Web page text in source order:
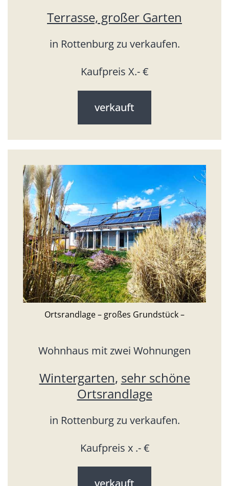
Terrasse, großer Garten
in Rottenburg zu verkaufen.
Kaufpreis X.- €
verkauft
Ortsrandlage – großes Grundstück –
Wohnhaus mit zwei Wohnungen
Wintergarten, sehr schöne
Ortsrandlage
in Rottenburg zu verkaufen.
Kaufpreis x .- €